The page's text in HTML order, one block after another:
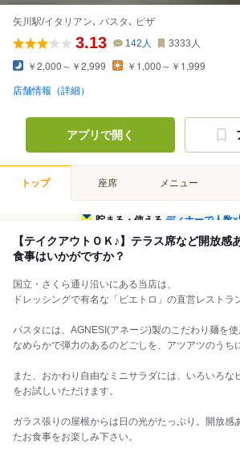
矢川駅/イタリアン､ パスタ､ ピザ
3.13 142 人 3333 人
￥2,000～￥2,999 ￥1,000～￥1,999
店舗情報（詳細）
アプリで開く
トップ 座席 メニュー
貯まる・使えるディナーで人数×
【テイクアウトＯＫ♪】テラス席など開放感
食事はいかがですか？
国立・さくら通り沿いにある当店は、
ドレッシングで有名な「ピエトロ」の直営レストラ
パスタには、AGNESI(アネージ)製のこだわり麺を使
なめらかで弾力のあるのどごしを、アツアツのうち
また、おかわり自由なミニサラダには、いろいろな
をお試しいただけます。
ガラス張りの屋根からは日の光がたっぷり。開放感
たお食事をお楽しみ下さい。